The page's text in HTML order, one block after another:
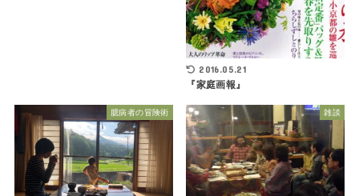
2016.05.21
『家庭画報』
臆病者の冒険術 雑談